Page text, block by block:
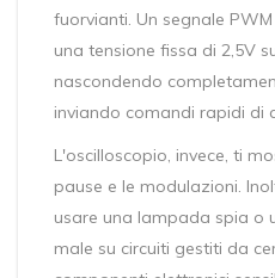
fuorvianti. Un segnale
una tensione fissa di 2,5V
nascondendo
inviando comandi rapidi di
L'oscilloscopio, invece, ti
pause e le modulazioni.
usare una lampada spia o
male su circuiti gestiti da